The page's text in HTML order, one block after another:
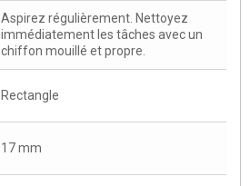
Aspirez régulièrement. Nettoyez
immédiatement les tâches avec un
chiffon mouillé et propre.
Rectangle
17 mm